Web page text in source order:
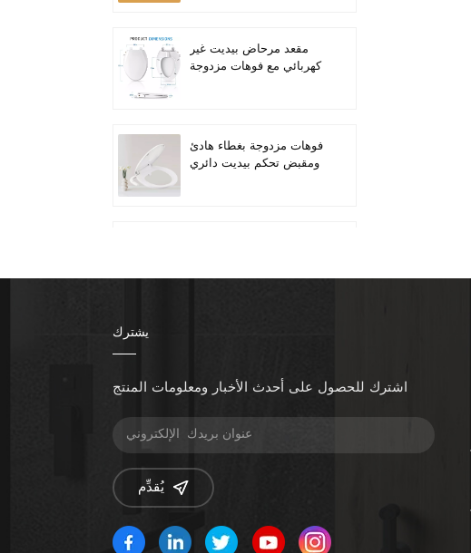
مقعد مرحاض بيديت غير
كهربائي مع فوهات مزدوجة
فوهات مزدوجة بغطاء هادئ
ومقبض تحكم بيديت دائري
Handle-controlled
زيادة ارتفاع المقعد إضافة
مقاعد المرحاض
مقعد بيديت قابل للتدفئة
يشترك
اشترك للحصول على أحدث الأخبار ومعلومات المنتج
يُقدِّم